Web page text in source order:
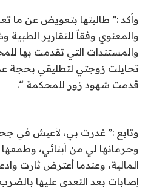
وأكد :” طالبتها بتعويض عن ما
والمعنوي وفقاً للتقارير الطبية
والمستندات التي تقدمت بها
تحايلت زوجتي لتطليقي بحجة
قدمت شهود زور للمحكمة “.
وتابع :” غدرت بي، لأعيش في
وحرمانها لي من أبنائي، وطمعها
المالية، وعندما أعترض ثارت
إصابات بعد التعدي عليها